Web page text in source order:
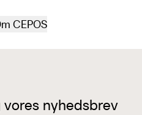
CEPOS
nyhedsbrev